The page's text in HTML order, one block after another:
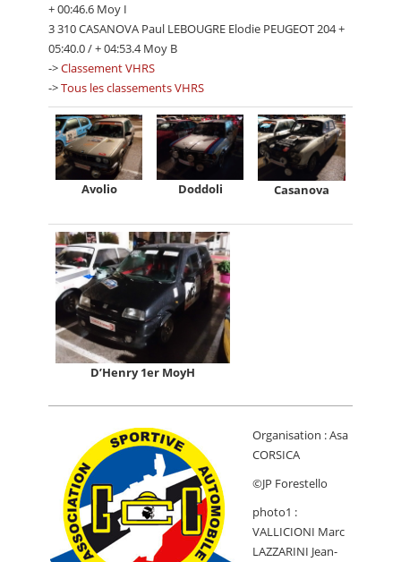
+ 00:46.6 Moy I
3 310 CASANOVA Paul LEBOUGRE Elodie PEUGEOT 204 +
05:40.0 / + 04:53.4 Moy B
->Classement VHRS
->Tous les classements VHRS
Avolio Doddoli Casanova
D’Henry 1er MoyH
Organisation : Asa
CORSICA
©JP Forestello
photo1 :
VALLICIONI Marc
LAZZARINI Jean-